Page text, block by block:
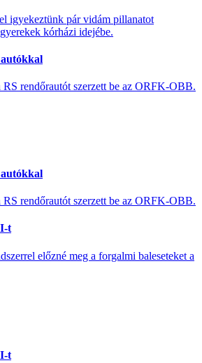
igyekeztünk pár vidám pillanatot
kórházi idejébe.
autókkal
RS rendőrautót szerzett be az ORFK-OBB.
autókkal
RS rendőrautót szerzett be az ORFK-OBB.
t
előzné meg a forgalmi baleseteket a
t